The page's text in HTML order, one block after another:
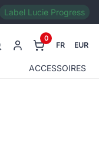
Label Lucie Progress
ACCESSOIRES
0
FR EUR